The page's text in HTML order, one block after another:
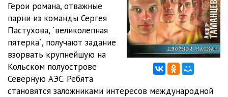
00-08 06:32
01-01 06:18
01-02 06:05
01-03
01-04 06:14
Герои романа, отважные
парни из команды Сергея
Пастухова, `великолепная
пятерка`, получают задание
взорвать крупнейшую на
Кольском полуострове
Северную АЭС. Ребята
становятся заложниками интересов международной